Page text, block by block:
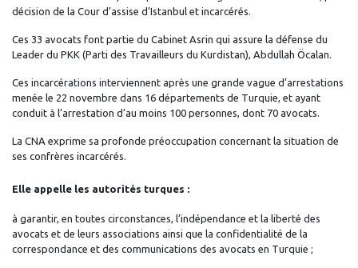
décision de la Cour d’assise d’Istanbul et incarcérés.
Ces 33 avocats font partie du Cabinet Asrin qui assure la défense du
Leader du PKK (Parti des Travailleurs du Kurdistan), Abdullah Öcalan.
Ces incarcérations interviennent après une grande vague d’arrestations
menée le 22 novembre dans 16 départements de Turquie, et ayant
conduit à l’arrestation d’au moins 100 personnes, dont 70 avocats.
La CNA exprime sa profonde préoccupation concernant la situation de
ses confrères incarcérés.
Elle appelle les autorités turques :
à garantir, en toutes circonstances, l’indépendance et la liberté des
avocats et de leurs associations ainsi que la confidentialité de la
correspondance et des communications des avocats en Turquie ;